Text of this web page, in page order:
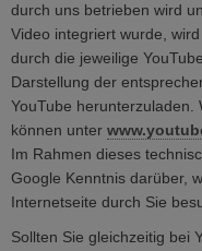
durch uns betrieben wird
Video integriert wurde,
durch die jeweilige
Darstellung der
YouTube herunterzuladen.
können unter
Im Rahmen dieses
Google Kenntnis darüber,
Internetseite durch Sie
Sollten Sie gleichzeitig bei